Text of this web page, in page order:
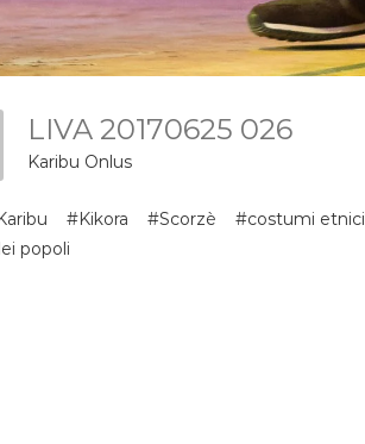
LIVA 20170625 026
Karibu Onlus
#Kikora #Scorzè
#costumi etnici
popoli